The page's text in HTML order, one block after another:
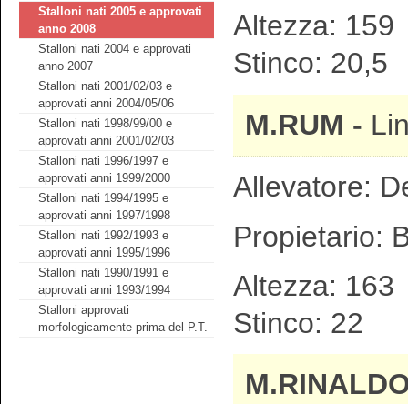
Stalloni nati 2005 e approvati
anno 2008
Stalloni nati 2004 e approvati
anno 2007
Stalloni nati 2001/02/03 e
approvati anni 2004/05/06
Stalloni nati 1998/99/00 e
approvati anni 2001/02/03
Stalloni nati 1996/1997 e
approvati anni 1999/2000
Stalloni nati 1994/1995 e
approvati anni 1997/1998
Stalloni nati 1992/1993 e
approvati anni 1995/1996
Stalloni nati 1990/1991 e
approvati anni 1993/1994
Stalloni approvati
morfologicamente prima del P.T.
Altezza:
Stinco:
M.RUM -
Allevatore:
Propietario:
Altezza:
Stinco: 22